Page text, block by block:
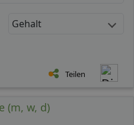
Gehalt
Teilen
(m, w, d)